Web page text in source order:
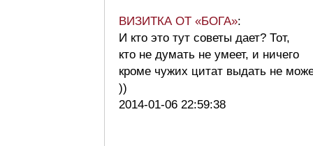
ВИЗИТКА ОТ «БОГА»:
И кто это тут советы дает? Тот,
кто не думать не умеет, и ничего
кроме чужих цитат выдать не
))
2014-01-06 22:59:38